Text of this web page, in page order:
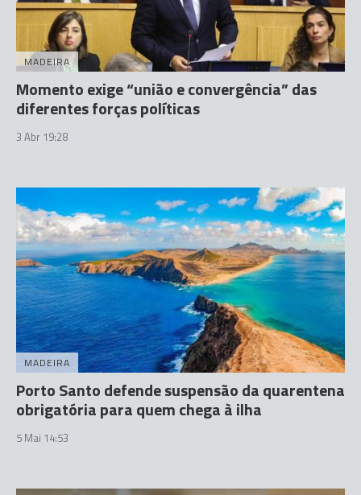
MADEIRA
Momento exige “união e convergência” das
diferentes forças políticas
3 Abr 19:28
MADEIRA
Porto Santo defende suspensão da quarentena
obrigatória para quem chega à ilha
5 Mai 14:53